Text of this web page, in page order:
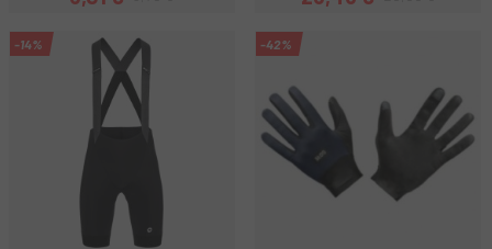
Prix
Prix habituel Prix
Prix habituel
-14% -42%